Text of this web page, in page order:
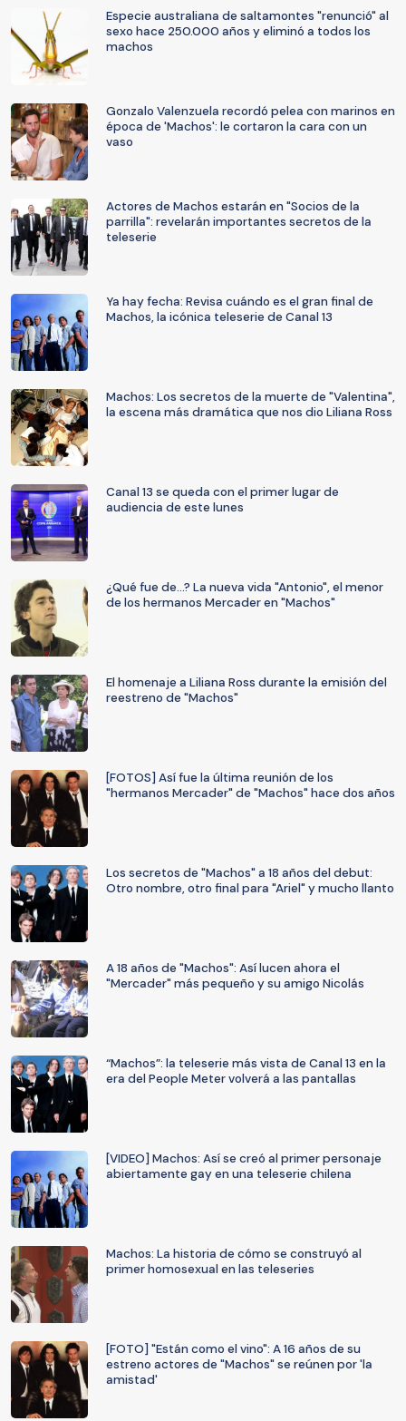
Especie australiana de saltamontes "renunció" al
sexo hace 250.000 años y eliminó a todos los
machos
Gonzalo Valenzuela recordó pelea con marinos en
época de 'Machos': le cortaron la cara con un
vaso
Actores de Machos estarán en "Socios de la
parrilla": revelarán importantes secretos de la
teleserie
Ya hay fecha: Revisa cuándo es el gran final de
Machos, la icónica teleserie de Canal 13
Machos: Los secretos de la muerte de "Valentina",
la escena más dramática que nos dio Liliana Ross
Canal 13 se queda con el primer lugar de
audiencia de este lunes
¿Qué fue de...? La nueva vida "Antonio", el menor
de los hermanos Mercader en "Machos"
El homenaje a Liliana Ross durante la emisión del
reestreno de "Machos"
[FOTOS] Así fue la última reunión de los
"hermanos Mercader" de "Machos" hace dos años
Los secretos de "Machos" a 18 años del debut:
Otro nombre, otro final para "Ariel" y mucho llanto
A 18 años de "Machos": Así lucen ahora el
"Mercader" más pequeño y su amigo Nicolás
“Machos”: la teleserie más vista de Canal 13 en la
era del People Meter volverá a las pantallas
[VIDEO] Machos: Así se creó al primer personaje
abiertamente gay en una teleserie chilena
Machos: La historia de cómo se construyó al
primer homosexual en las teleseries
[FOTO] "Están como el vino": A 16 años de su
estreno actores de "Machos" se reúnen por 'la
amistad'